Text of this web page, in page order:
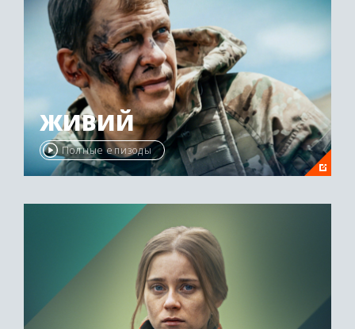
ЖИВИЙ
Полные епизоды